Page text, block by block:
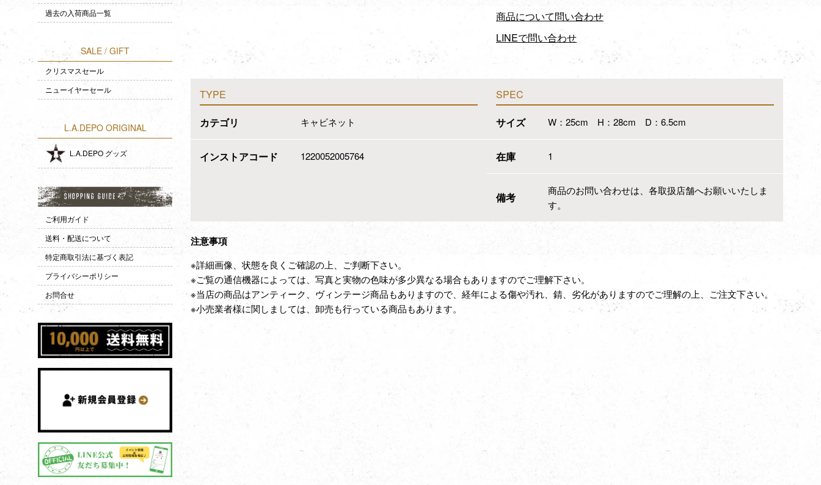
過去の入荷商品一覧
SALE / GIFT
クリスマスセール
ニューイヤーセール
L.A.DEPO ORIGINAL
L.A.DEPO グッズ
ご利用ガイド
送料・配送について
特定商取引法に基づく表記
プライバシーポリシー
お問合せ
商品について問い合わせ
LINEで問い合わせ
TYPE
カテゴリ
キャビネット
インストアコード 1220052005764
SPEC
サイズ
W：25cm H：28cm D：6.5cm
在庫 1
備考
商品のお問い合わせは、各取扱店舗へお願いいたしま
す。
注意事項
※詳細画像、状態を良くご確認の上、ご判断下さい。
※ご覧の通信機器によっては、写真と実物の色味が多少異なる場合もありますのでご理解下さい。
※当店の商品はアンティーク、ヴィンテージ商品もありますので、経年による傷や汚れ、錆、劣化がありますのでご理解の上、ご注文下さい。
※小売業者様に関しましては、卸売も行っている商品もあります。